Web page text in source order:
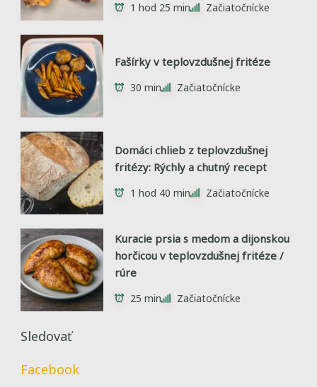
1 hod 25 min Začiatočnícke
Fašírky v teplovzdušnej fritéze
30 min Začiatočnícke
Domáci chlieb z teplovzdušnej
fritézy: Rýchly a chutný recept
1 hod 40 min Začiatočnícke
Kuracie prsia s medom a dijonskou
horčicou v teplovzdušnej fritéze /
rúre
25 min Začiatočnícke
Sledovať
Facebook